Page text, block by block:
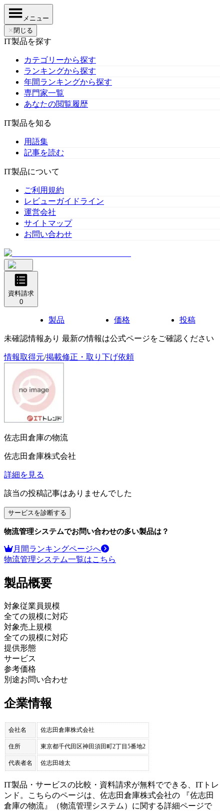
メニュー
✕ 閉じる
IT製品を探す
カテゴリーから探す
ランキングから探す
年間ランキングから探す
専門家一覧
あなたの閲覧履歴
IT製品を知る
用語集
記事を読む
IT製品について
ご利用規約
レビューガイドライン
運営会社
サイトマップ
お問い合わせ
資料請求
0
製品 価格 投稿
未確認情報あり 最新の情報は公式ページをご確認ください
情報取得元/掲載修正・取り下げ依頼
佐志田倉庫の物流
佐志田倉庫株式会社
詳細を見る
該当の投稿記事はありませんでした
サービスを診断する
物流管理システムでお問い合わせの多い製品は？
月間ランキングページへ
物流管理システム一覧はこちら
製品概要
対象従業員規模
全ての規模に対応
対象売上規模
全ての規模に対応
提供形態
サービス
参考価格
別途お問い合わせ
企業情報
会社名 佐志田倉庫株式会社
住所 東京都千代田区神田須田町2丁目5番地2
代表者名 佐志田雄太
IT製品・サービスの比較・資料請求が無料でできる、ITトレ
ンド。こちらのページは、 佐志田倉庫株式会社の 『佐志田
倉庫の物流 』（物流管理システム ）に関する詳細ページで